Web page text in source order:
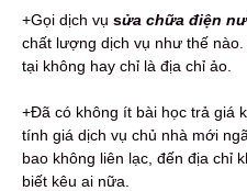
+Gọi dịch vụ sửa chữa điện
chất lượng dịch vụ như thế
tại không hay chỉ là địa chỉ ảo.
+Đã có không ít bài học trả giá
tính giá dịch vụ chủ nhà mới
bao không liên lạc, đến địa chỉ
biết kêu ai nữa.